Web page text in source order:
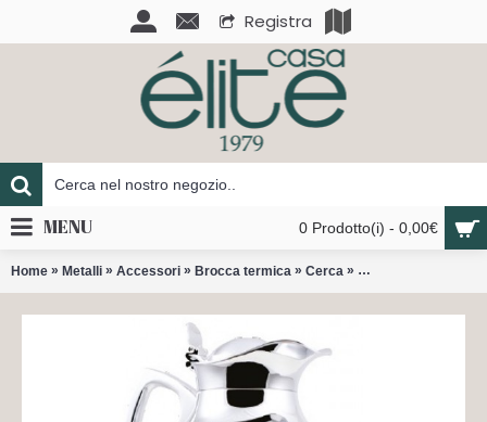
Registra
0 Prodotto(i) - 0,00€
MENU
Home » Metalli » Accessori » Brocca termica » Cerca » Brocca termica in